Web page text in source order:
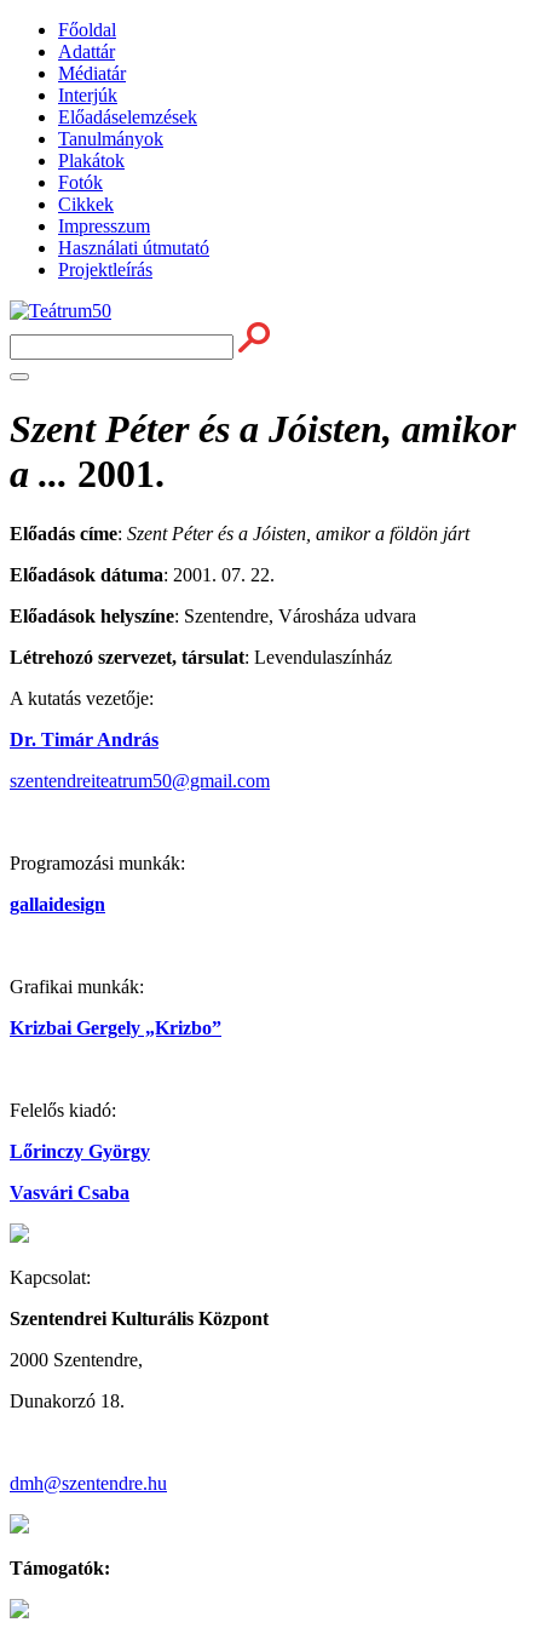
Főoldal
Adattár
Médiatár
Interjúk
Előadáselemzések
Tanulmányok
Plakátok
Fotók
Cikkek
Impresszum
Használati útmutató
Projektleírás
Szent Péter és a Jóisten, amikor
a ... 2001.
Előadás címe: Szent Péter és a Jóisten, amikor a földön járt
Előadások dátuma: 2001. 07. 22.
Előadások helyszíne: Szentendre, Városháza udvara
Létrehozó szervezet, társulat: Levendulaszínház
A kutatás vezetője:
Dr. Timár András
szentendreiteatrum50@gmail.com
Programozási munkák:
gallaidesign
Grafikai munkák:
Krizbai Gergely „Krizbo”
Felelős kiadó:
Lőrinczy György
Vasvári Csaba
Kapcsolat:
Szentendrei Kulturális Központ
2000 Szentendre,
Dunakorzó 18.
dmh@szentendre.hu
Támogatók: